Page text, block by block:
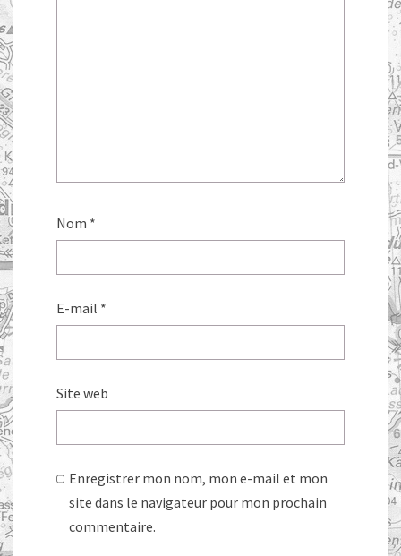
Nom *
E-mail *
Site web
Enregistrer mon nom, mon e-mail et mon
site dans le navigateur pour mon prochain
commentaire.